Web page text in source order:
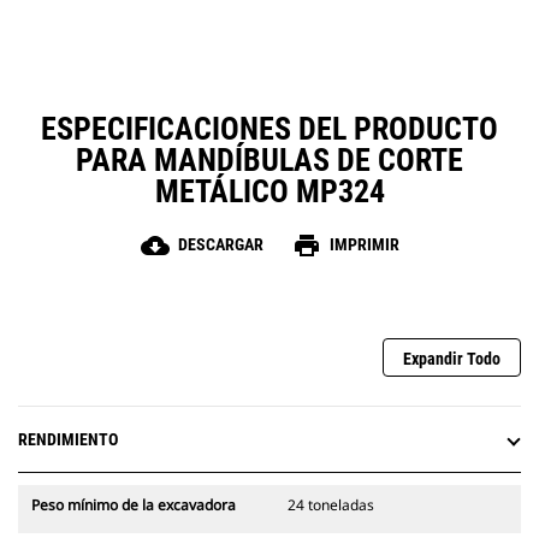
ESPECIFICACIONES DEL PRODUCTO
PARA MANDÍBULAS DE CORTE
METÁLICO MP324
cloud_download DESCARGAR print IMPRIMIR
Expandir Todo
RENDIMIENTO
Peso mínimo de la excavadora 24 toneladas